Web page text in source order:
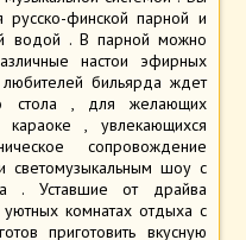
русско-финской парной и
водой . В парной можно
настои эфирных
бильярда ждет
стола , для желающих
, увлекающихся
сопровождение
шоу с
. Уставшие от драйва
комнатах отдыха с
приготовить вкусную